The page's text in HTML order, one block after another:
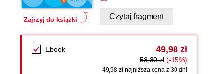
Zajrzyj do książki Czytaj fragment
Ebook 49,98 zł
58,80 zł (-15%)
49,98 zł najniższa cena z 30 dni